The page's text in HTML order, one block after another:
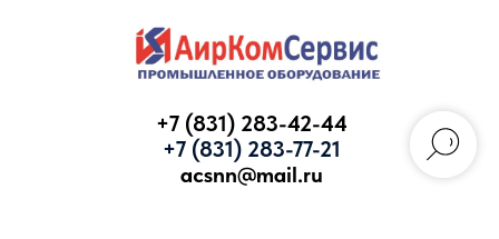
+7 (831) 283-42-44
+7 (831) 283-77-21
acsnn@mail.ru